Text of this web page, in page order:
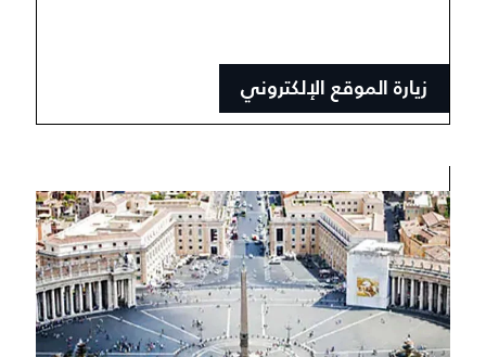
زيارة الموقع الإلكتروني